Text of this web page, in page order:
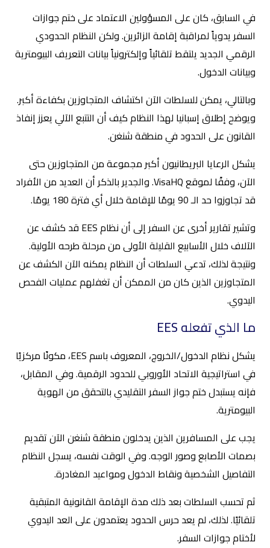
في السابق، كان على المسؤولين الاعتماد على ختم جوازات
السفر يدوياً لمراقبة إقامة الزائرين. ولكن النظام الحدودي
الرقمي الجديد يلتقط تلقائياً وإلكترونياً بيانات التعريف البيومترية
وبيانات الدخول.
وبالتالي، يمكن للسلطات الآن اكتشاف المتجاوزين بكفاءة أكبر.
ويوضح إطلاق إسبانيا لهذا النظام كيف أن التتبع الآلي يعزز إنفاذ
القانون على الحدود في منطقة شنغن.
يشكل الرعايا البريطانيون أكبر مجموعة من المتجاوزين حتى
الآن، وفقًا لموقع VisaHQ
. والجدير بالذكر أن العديد من الأفراد
قد تجاوزوا حد الـ 90 يومًا للإقامة خلال أي فترة 180 يومًا.
وتشير تقارير أخرى عن السفر إلى أن نظام EES قد كشف عن
الآلاف خلال الأسابيع القليلة الأولى من مرحلة طرحه الأولية.
ونتيجة لذلك، تدعي السلطات أن النظام يمكنه الآن الكشف عن
المتجاوزين الذين كان من الممكن أن تغفلهم عمليات الفحص
اليدوي.
ما الذي تفعله EES
يشكل نظام الدخول/الخروج، المعروف باسم EES، مكونًا مركزيًا
في استراتيجية الاتحاد الأوروبي للحدود الرقمية. وفي المقابل،
فإنه يستبدل ختم جواز السفر التقليدي بالتحقق من الهوية
البيومترية.
يجب على المسافرين الذين يدخلون منطقة شنغن الآن تقديم
بصمات الأصابع وصور الوجه. وفي الوقت نفسه، يسجل النظام
التفاصيل الشخصية ونقاط الدخول ومواعيد المغادرة.
ثم تحسب السلطات بعد ذلك مدة الإقامة القانونية المتبقية
تلقائيًا. لذلك، لم يعد حرس الحدود يعتمدون على العد اليدوي
لأختام جوازات السفر.